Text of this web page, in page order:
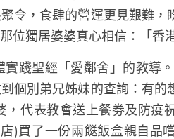
也十分困難。鴨脷洲大街食
店，一個兩餸飯盒只售二十
令，食肆的營運更見艱難，
位獨居婆婆真心相信：「香
踐聖經「愛鄰舍」的教導。